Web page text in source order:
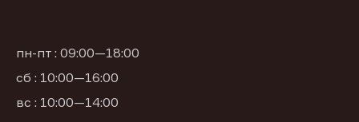
пн-пт : 09:00—18:00
сб : 10:00—16:00
вс : 10:00—14:00